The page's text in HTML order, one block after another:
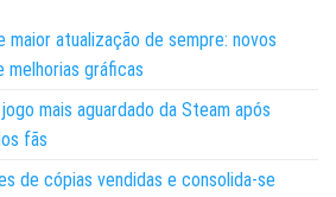
maior atualização de sempre: novos
melhorias gráficas
mais aguardado da Steam após
fãs
de cópias vendidas e consolida-se